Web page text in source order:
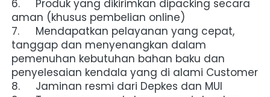
6.	Produk yang dikirimkan dipacking secara
aman (khusus pembelian online)
7.	Mendapatkan pelayanan yang cepat,
tanggap dan menyenangkan dalam
pemenuhan kebutuhan bahan baku dan
penyelesaian kendala yang di alami Customer
8.	Jaminan resmi dari Depkes dan MUI